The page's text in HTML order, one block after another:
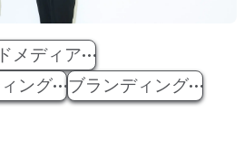
メディア
ング
ブランディング